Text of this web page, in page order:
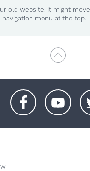
old website. It might
menu at the top.